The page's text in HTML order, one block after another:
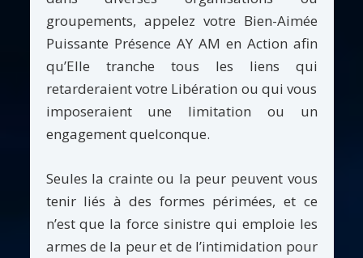
groupements, appelez votre Bien-Aimée
Puissante Présence AY AM en Action afin
qu’Elle tranche tous les liens qui
retarderaient votre Libération ou qui vous
imposeraient une limitation ou un
engagement quelconque.
Seules la crainte ou la peur peuvent vous
tenir liés à des formes périmées, et ce
n’est que la force sinistre qui emploie les
armes de la peur et de l’intimidation pour